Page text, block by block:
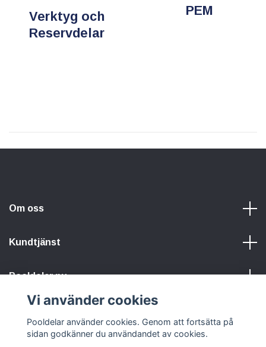
Verktyg och
Reservdelar
PEM
Om oss
Kundtjänst
Pooldelar.nu
Vi använder cookies
Pooldelar använder cookies. Genom att fortsätta på
sidan godkänner du användandet av cookies.